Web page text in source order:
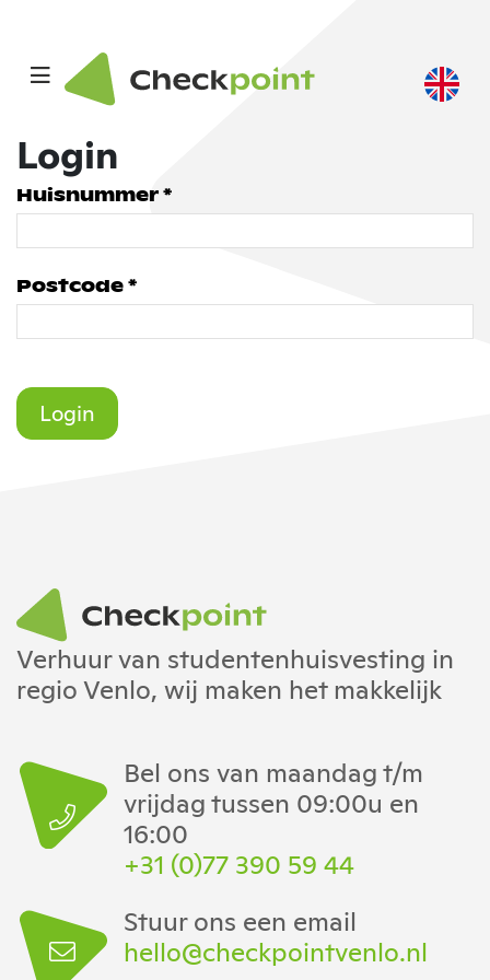
Login
Huisnummer *
Postcode *
Login
Verhuur van studentenhuisvesting in
regio Venlo, wij maken het makkelijk
Bel ons van maandag t/m
vrijdag tussen 09:00u en
16:00
+31 (0)77 390 59 44
Stuur ons een email
hello@checkpointvenlo.nl